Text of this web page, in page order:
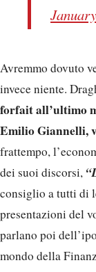
Avremmo dovuto
invece niente.
forfait all’ultimo
Emilio Giannelli,
frattempo,
dei suoi discorsi,
consiglio a tutti di
presentazioni del
parlano poi
mondo della